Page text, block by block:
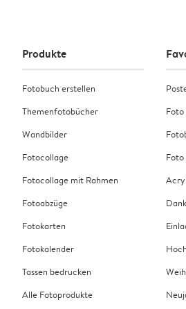
Produkte
Fotobuch erstellen
Themenfotobücher
Wandbilder
Fotocollage
Fotocollage mit Rahmen
Fotoabzüge
Fotokarten
Fotokalender
Tassen bedrucken
Alle Fotoprodukte